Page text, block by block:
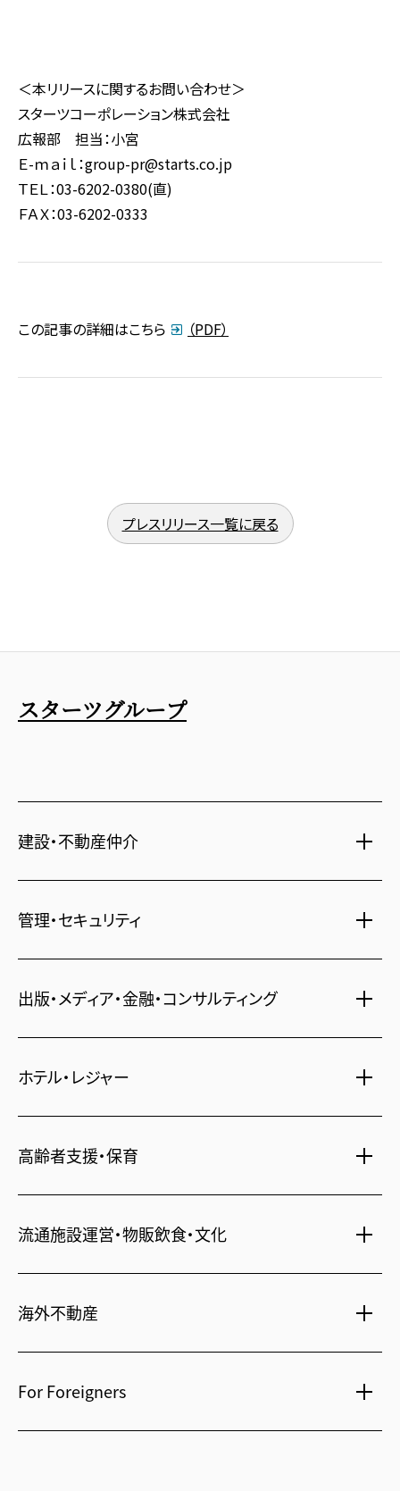
＜本リリースに関するお問い合わせ＞
スターツコーポレーション株式会社
広報部 担当：小宮
Ｅ-ｍａｉｌ：group-pr@starts.co.jp
ＴＥＬ：03-6202-0380(直)
ＦＡＸ：03-6202-0333
この記事の詳細はこちら （PDF）
プレスリリース一覧に戻る
スターツグループ
建設・不動産仲介
新築分譲マンション・新築戸建
注文住宅・リフォーム
賃貸・売買物件情報
不動産仲介
一括寮仲介
不動産投資
府中・東岡崎
管理・セキュリティ
社宅代行
時間貸し駐車場
ビル管理
鍵・カードキー
24時間コールセンター
出版・メディア・金融・コンサルティング
書籍・コミック
広告代理店
住宅ローン
保険・資産運用
不動産信託
人材派遣・紹介
ホテル・レジャー
シティ・リゾートホテル
ビジネスホテル
横浜関内・流山おおたかの森
府中・葛西・西葛西
日光温泉・川治温泉
高齢者支援・保育
シニア総合窓口
流通施設運営・物販飲食・文化
和風レストラン
相田みつを美術館
海外不動産
上海
北京
For Foreigners